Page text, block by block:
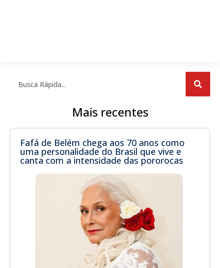
Mais recentes
Fafá de Belém chega aos 70 anos como
uma personalidade do Brasil que vive e
canta com a intensidade das pororocas